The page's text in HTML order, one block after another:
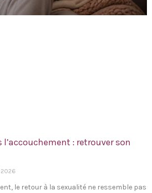
l’accouchement : retrouver son
2026
le retour à la sexualité ne ressemble pas